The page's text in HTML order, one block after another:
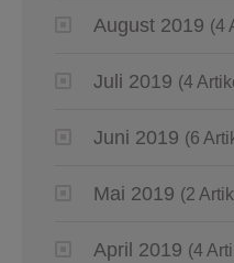
August 2019 (4
Juli 2019 (4
Juni 2019 (6
Mai 2019 (2
April 2019 (4